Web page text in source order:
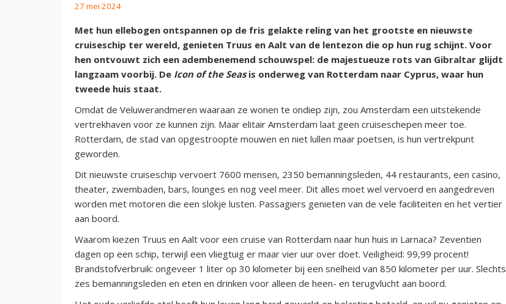
27 mei 2024
Met hun ellebogen ontspannen op de fris gelakte reling van het grootste en nieuwste
cruiseschip ter wereld, genieten Truus en Aalt van de lentezon die op hun rug schijnt. Voor
hen ontvouwt zich een adembenemend schouwspel: de majestueuze rots van Gibraltar glijdt
langzaam voorbij. De Icon of the Seasis onderweg van Rotterdam naar Cyprus, waar hun
tweede huis staat.
Omdat de Veluwerandmeren waaraan ze wonen te ondiep zijn, zou Amsterdam een uitstekende
vertrekhaven voor ze kunnen zijn. Maar elitair Amsterdam laat geen cruiseschepen meer toe.
Rotterdam, de stad van opgestroopte mouwen en niet lullen maar poetsen, is hun vertrekpunt
geworden.
Dit nieuwste cruiseschip vervoert 7600 mensen, 2350 bemanningsleden, 44 restaurants, een casino,
theater, zwembaden, bars, lounges en nog veel meer. Dit alles moet wel vervoerd en aangedreven
worden met motoren die een slokje lusten. Passagiers genieten van de vele faciliteiten en het vertier
aan boord.
Waarom kiezen Truus en Aalt voor een cruise van Rotterdam naar hun huis in Larnaca? Zeventien
dagen op een schip, terwijl een vliegtuig er maar vier uur over doet. Veiligheid: 99,99 procent!
Brandstofverbruik: ongeveer 1 liter op 30 kilometer bij een snelheid van 850 kilometer per uur. Slechts
zes bemanningsleden en eten en drinken voor alleen de heen- en terugvlucht aan boord.